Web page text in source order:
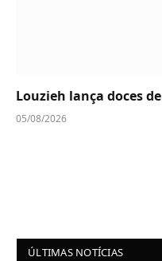
Louzieh lança doces
05/08/2026
ÚLTIMAS NOTÍCIAS